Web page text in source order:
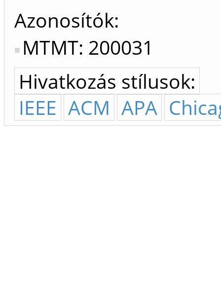
Azonosítók
MTMT: 200031
Hivatkozás stílusok:
IEEE ACM APA